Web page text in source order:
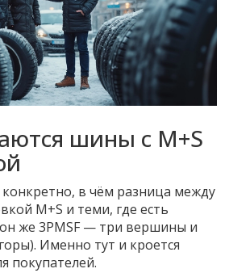
шины с M+S
в чём разница между
M+S и теми, где есть
же 3PMSF — три вершины и
Именно тут и кроется
покупателей.